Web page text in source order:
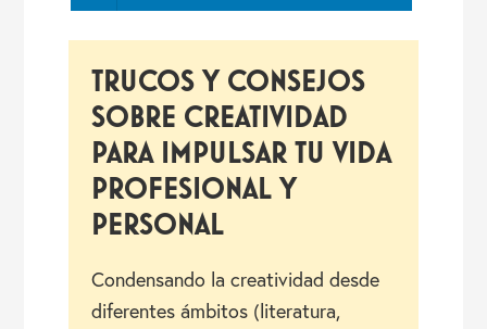
TRUCOS Y CONSEJOS
SOBRE CREATIVIDAD
PARA IMPULSAR TU VIDA
PROFESIONAL Y
PERSONAL
Condensando la creatividad desde
diferentes ámbitos (literatura,